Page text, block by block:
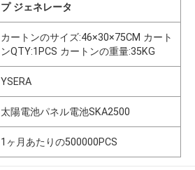
プ ジェネレータ
カートンのサイズ:46×30×75CM カート
ンQTY:1PCS カートンの重量:35KG
YSERA
太陽電池パネル電池SKA2500
1ヶ月あたりの500000PCS